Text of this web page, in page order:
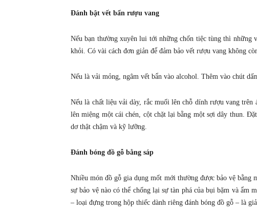
Đánh bật vết bẩn rượu vang
Nếu bạn thường xuyên lui tới những chốn tiệc tùng thì những
khỏi. Có vài cách đơn giản để đảm bảo vết rượu vang không
Nếu là vải mỏng, ngâm vết bẩn vào alcohol. Thêm vào chút
Nếu là chất liệu vải dày, rắc muối lên chỗ dính rượu vang
lên miệng một cái chén, cột chặt lại bằng một sợi dây thun.
dơ thật chậm và kỹ lưỡng.
Đánh bóng đồ gỗ bằng sáp
Nhiều món đồ gỗ gia dụng mốt mới thường được bảo vệ bằng
sự bảo vệ nào có thể chống lại sự tàn phá của bụi bặm và ẩm
– loại đựng trong hộp thiếc dành riêng đánh bóng đồ gỗ – là